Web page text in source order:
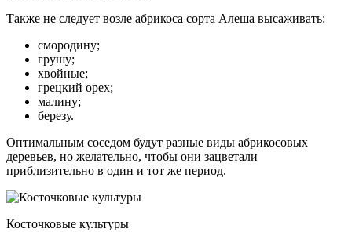
Также не следует возле абрикоса сорта Алеша высаживать:
смородину;
грушу;
хвойные;
грецкий орех;
малину;
березу.
Оптимальным соседом будут разные виды абрикосовых
деревьев, но желательно, чтобы они зацветали
приблизительно в один и тот же период.
Косточковые культуры